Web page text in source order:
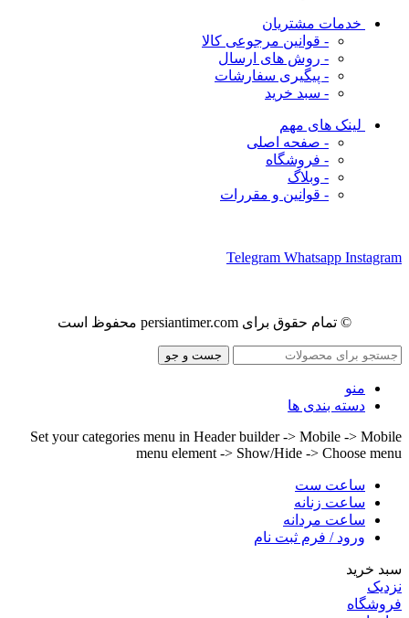
خدمات مشتریان
- قوانین مرجوعی کالا
- روش های ارسال
- پیگیری سفارشات
- سبد خرید
لینک های مهم
- صفحه اصلی
- فروشگاه
- وبلاگ
- قوانین و مقررات
Telegram Whatsapp Instagram
© تمام حقوق برای persiantimer.com محفوظ است
جست و جو
منو
دسته بندی ها
Set your categories menu in Header builder -> Mobile -> Mobile
menu element -> Show/Hide -> Choose menu
ساعت ست
ساعت زنانه
ساعت مردانه
ورود / فرم ثبت نام
سبد خرید
نزدیک
فروشگاه